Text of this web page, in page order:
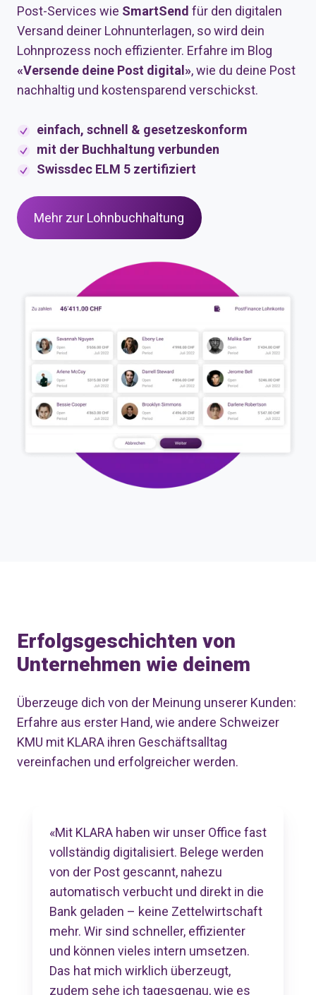
Post-Services wie SmartSend für den digitalen
Versand deiner Lohnunterlagen, so wird dein
Lohnprozess noch effizienter. Erfahre im Blog
«Versende deine Post digital», wie du deine Post
nachhaltig und kostensparend verschickst.
einfach, schnell & gesetzeskonform
mit der Buchhaltung verbunden
Swissdec ELM 5 zertifiziert
Mehr zur Lohnbuchhaltung
Erfolgsgeschichten von
Unternehmen wie deinem
Überzeuge dich von der Meinung unserer Kunden:
Erfahre aus erster Hand, wie andere Schweizer
KMU mit KLARA ihren Geschäftsalltag
vereinfachen und erfolgreicher werden.
«Mit KLARA haben wir unser Office fast
vollständig digitalisiert. Belege werden
von der Post gescannt, nahezu
automatisch verbucht und direkt in die
Bank geladen – keine Zettelwirtschaft
mehr. Wir sind schneller, effizienter
und können vieles intern umsetzen.
Das hat mich wirklich überzeugt,
zudem sehe ich tagesgenau, wie es